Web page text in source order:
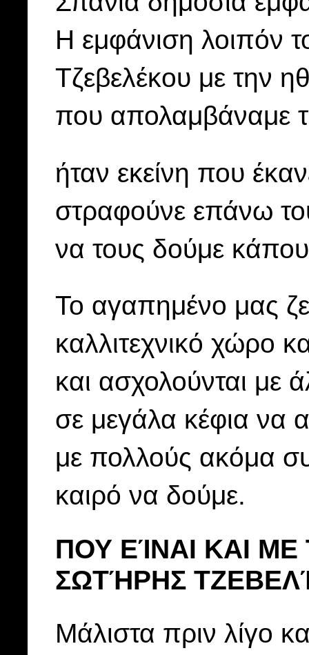
Η εμφάνιση λοιπόν
Τζεβελέκου με την
που απολαμβάναμε
ήταν εκείνη που
στραφούνε επάνω
να τους δούμε
Το αγαπημένο μας
καλλιτεχνικό χώρο
και ασχολούνται με
σε μεγάλα κέφια να
με πολλούς ακόμα
καιρό να δούμε.
ΠΟΥ ΕΊΝΑΙ ΚΑΙ
ΣΩΤΉΡΗΣ
Μάλιστα πριν λίγο